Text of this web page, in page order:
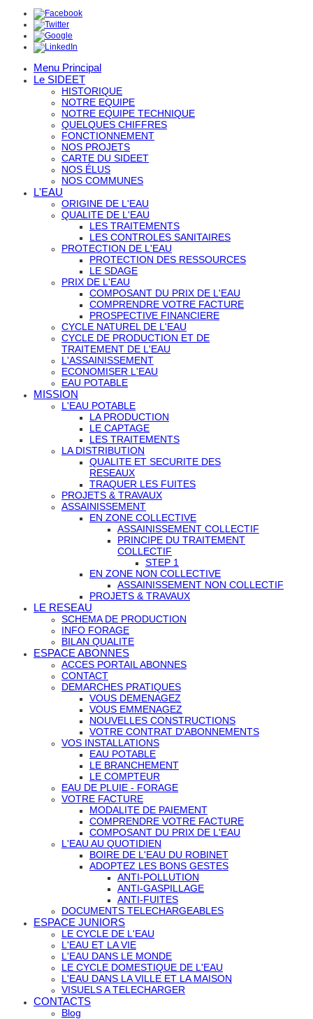
Menu Principal
Le SIDEET
HISTORIQUE
NOTRE EQUIPE
NOTRE EQUIPE TECHNIQUE
QUELQUES CHIFFRES
FONCTIONNEMENT
NOS PROJETS
CARTE DU SIDEET
NOS ÉLUS
NOS COMMUNES
L'EAU
ORIGINE DE L'EAU
QUALITE DE L'EAU
LES TRAITEMENTS
LES CONTROLES SANITAIRES
PROTECTION DE L'EAU
PROTECTION DES RESSOURCES
LE SDAGE
PRIX DE L'EAU
COMPOSANT DU PRIX DE L'EAU
COMPRENDRE VOTRE FACTURE
PROSPECTIVE FINANCIERE
CYCLE NATUREL DE L'EAU
CYCLE DE PRODUCTION ET DE
TRAITEMENT DE L'EAU
L'ASSAINISSEMENT
ECONOMISER L'EAU
EAU POTABLE
MISSION
L'EAU POTABLE
LA PRODUCTION
LE CAPTAGE
LES TRAITEMENTS
LA DISTRIBUTION
QUALITE ET SECURITE DES
RESEAUX
TRAQUER LES FUITES
PROJETS & TRAVAUX
ASSAINISSEMENT
EN ZONE COLLECTIVE
ASSAINISSEMENT COLLECTIF
PRINCIPE DU TRAITEMENT
COLLECTIF
STEP 1
EN ZONE NON COLLECTIVE
ASSAINISSEMENT NON COLLECTIF
PROJETS & TRAVAUX
LE RESEAU
SCHEMA DE PRODUCTION
INFO FORAGE
BILAN QUALITE
ESPACE ABONNES
ACCES PORTAIL ABONNES
CONTACT
DEMARCHES PRATIQUES
VOUS DEMENAGEZ
VOUS EMMENAGEZ
NOUVELLES CONSTRUCTIONS
VOTRE CONTRAT D'ABONNEMENTS
VOS INSTALLATIONS
EAU POTABLE
LE BRANCHEMENT
LE COMPTEUR
EAU DE PLUIE - FORAGE
VOTRE FACTURE
MODALITE DE PAIEMENT
COMPRENDRE VOTRE FACTURE
COMPOSANT DU PRIX DE L'EAU
L'EAU AU QUOTIDIEN
BOIRE DE L'EAU DU ROBINET
ADOPTEZ LES BONS GESTES
ANTI-POLLUTION
ANTI-GASPILLAGE
ANTI-FUITES
DOCUMENTS TELECHARGEABLES
ESPACE JUNIORS
LE CYCLE DE L'EAU
L'EAU ET LA VIE
L'EAU DANS LE MONDE
LE CYCLE DOMESTIQUE DE L'EAU
L'EAU DANS LA VILLE ET LA MAISON
VISUELS A TELECHARGER
CONTACTS
Blog